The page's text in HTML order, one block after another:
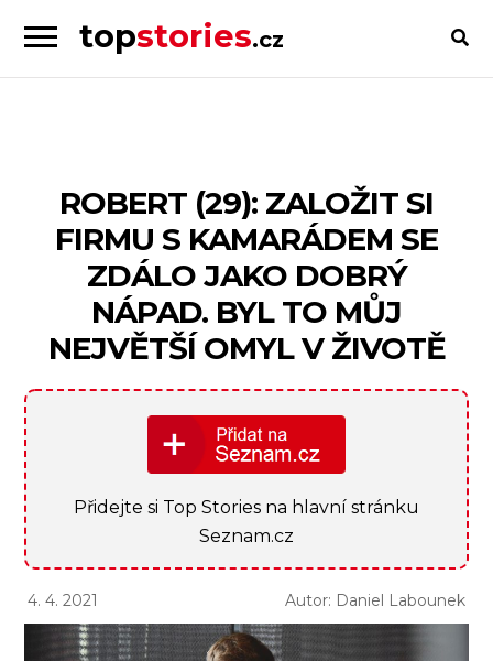
Skip
to
Skip
to
topstories.cz
lidi
ROBERT (29): ZALOŽIT SI
FIRMU S KAMARÁDEM SE
ZDÁLO JAKO DOBRÝ
NÁPAD. BYL TO MŮJ
NEJVĚTŠÍ OMYL V ŽIVOTĚ
Přidejte si Top Stories na hlavní stránku
Seznam.cz
4. 4. 2021 Autor: Daniel Labounek